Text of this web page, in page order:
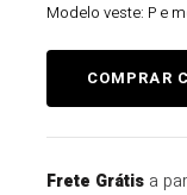
Modelo veste: P e
Frete Grátisa